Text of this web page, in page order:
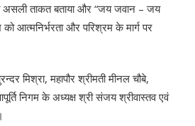
असली ताकत बताया और “जय जवान – जय
आत्मनिर्भरता और परिश्रम के मार्ग पर
मिश्रा, महापौर श्रीमती मीनल चौबे,
निगम के अध्यक्ष श्री संजय श्रीवास्तव एवं